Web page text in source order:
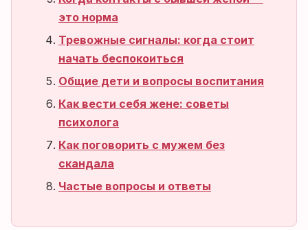
это норма
Тревожные сигналы: когда стоит
начать беспокоиться
Общие дети и вопросы воспитания
Как вести себя жене: советы
психолога
Как поговорить с мужем без
скандала
Частые вопросы и ответы